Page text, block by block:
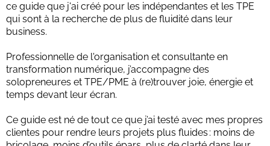
ce guide que j'ai créé pour les indépendantes et les TPE
qui sont à la recherche de plus de fluidité dans leur
business.
Professionnelle de l'organisation et consultante en
transformation numérique, j’accompagne des
solopreneures et TPE/PME à (re)trouver joie, énergie et
temps devant leur écran.
Ce guide est né de tout ce que j’ai testé avec mes propres
clientes pour rendre leurs projets plus fluides : moins de